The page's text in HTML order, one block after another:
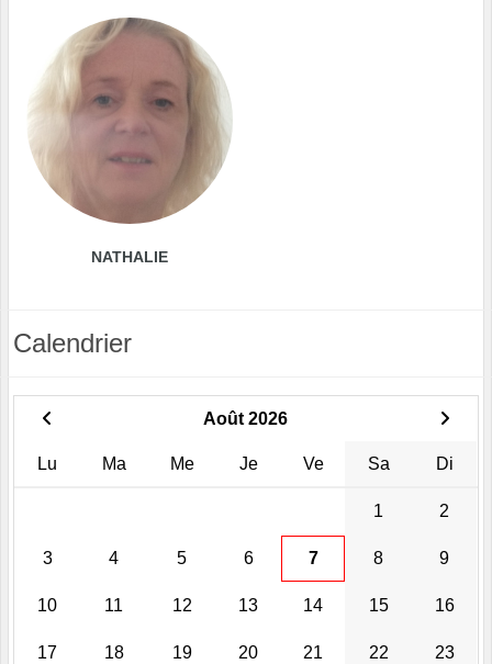
NATHALIE
Calendrier
Août 2026
Lu Ma Me Je Ve Sa Di
1 2
3 4 5 6 7 8 9
10 11 12 13 14 15 16
17 18 19 20 21 22 23